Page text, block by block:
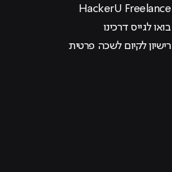
HackerU Freelance
בואו לגייס דרכינו
רישיון לקיום לשכה פרטית